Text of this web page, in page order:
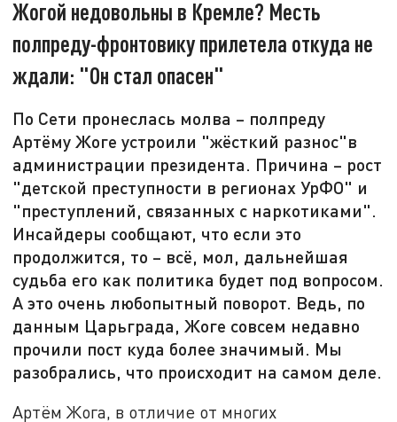
Жогой недовольны в Кремле? Месть
полпреду-фронтовику прилетела откуда не
ждали: "Он стал опасен"
По Сети пронеслась молва – полпреду
Артёму Жоге устроили "жёсткий разнос"в
администрации президента. Причина – рост
"детской преступности в регионах УрФО" и
"преступлений, связанных с наркотиками".
Инсайдеры сообщают, что если это
продолжится, то – всё, мол, дальнейшая
судьба его как политика будет под вопросом.
А это очень любопытный поворот. Ведь, по
данным Царьграда, Жоге совсем недавно
прочили пост куда более значимый. Мы
разобрались, что происходит на самом деле.
Артём Жога, в отличие от многих